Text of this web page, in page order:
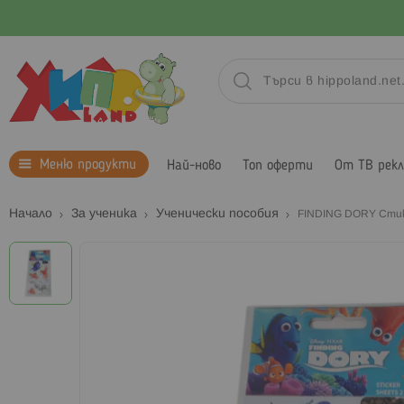
Меню продукти Най-ново Топ оферти От ТВ
Начало За ученика Ученически пособия FINDING DORY
Преминете
края
на